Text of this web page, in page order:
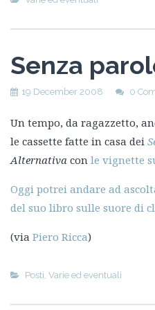
Senza
19 December 2008 0
Un tempo, da ragazzetto,
le cassette fatte in casa dei
Alternativa con le vignette
Oggi potrei andare ad
del suo libro sulle suore di
(via Piero Ricca)
Posti Varie ed eventuali